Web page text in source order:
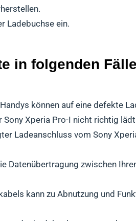
Ladebuchse ein.
in folgenden
können auf eine defekte
Sony Xperia Pro-I nicht richtig
Ladeanschluss vom Sony
Datenübertragung zwischen
kann zu Abnutzung und